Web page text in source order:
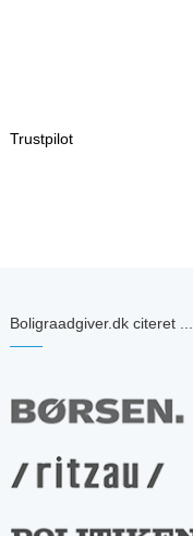
Trustpilot
Boligraadgiver.dk citeret ...